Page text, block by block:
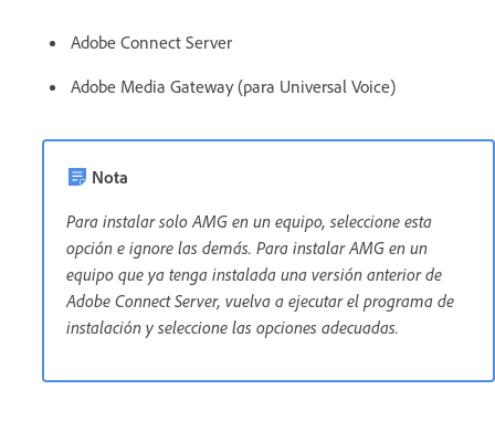
Adobe Connect Server
Adobe Media Gateway (para Universal Voice)
Nota
Para instalar solo AMG en un equipo, seleccione esta
opción e ignore las demás. Para instalar AMG en un
equipo que ya tenga instalada una versión anterior de
Adobe Connect Server, vuelva a ejecutar el programa de
instalación y seleccione las opciones adecuadas.